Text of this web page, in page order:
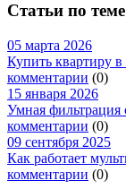
Статьи по теме
05 марта 2026
Купить квартиру
комментарии (0)
15 января 2026
Умная фильтрация
комментарии (0)
09 сентября 2025
Как работает
комментарии (0)